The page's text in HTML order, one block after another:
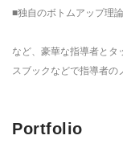
■独自のボトムアップ理
など、豪華な指導者とタ
スブックなどで指導者の
Portfolio